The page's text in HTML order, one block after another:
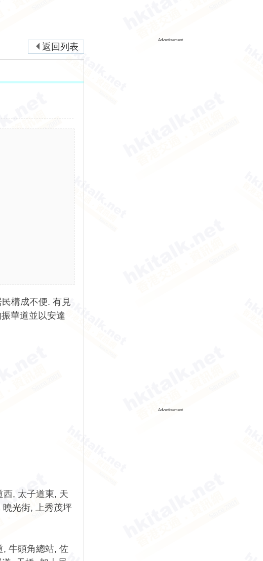
返回列表
構成不便. 有見
華道並以安達
西, 太子道東, 天
光街, 上秀茂坪
, 牛頭角總站, 佐
Advertisement
Advertisement